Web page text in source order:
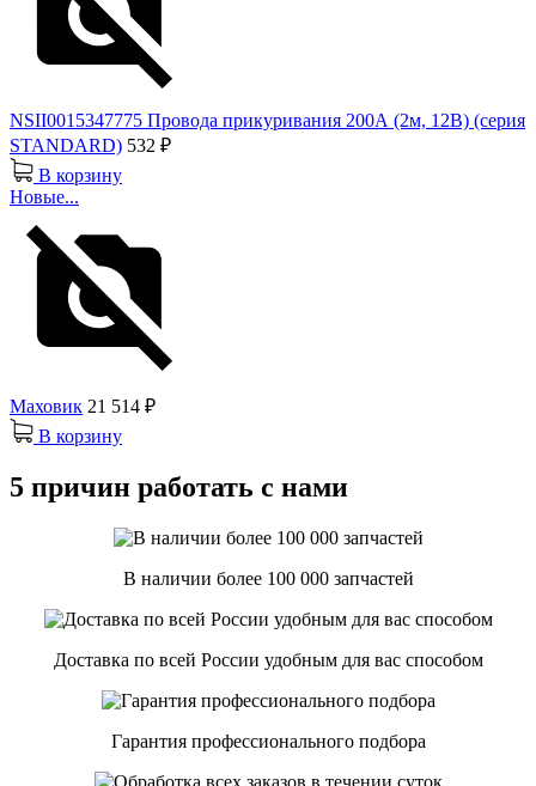
NSII0015347775 Провода прикуривания 200А (2м, 12В) (серия
STANDARD) 532 ₽
В корзину
Новые...
Маховик 21 514 ₽
В корзину
5 причин работать с нами
В наличии более 100 000 запчастей
Доставка по всей России удобным для вас способом
Гарантия профессионального подбора